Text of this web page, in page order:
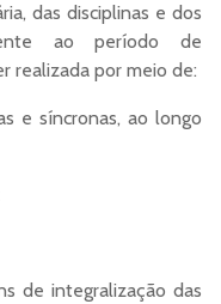
das disciplinas e dos
ao período de
realizada por meio de:
e síncronas, ao longo
de integralização das